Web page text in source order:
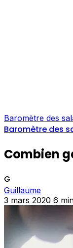
Baromètre des
Baromètre des
Combien
G
Guillaume
3 mars 2020 6